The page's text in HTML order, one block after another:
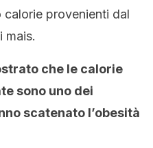
provenienti dal
mais.
che le calorie
sono uno dei
scatenato l’obesità